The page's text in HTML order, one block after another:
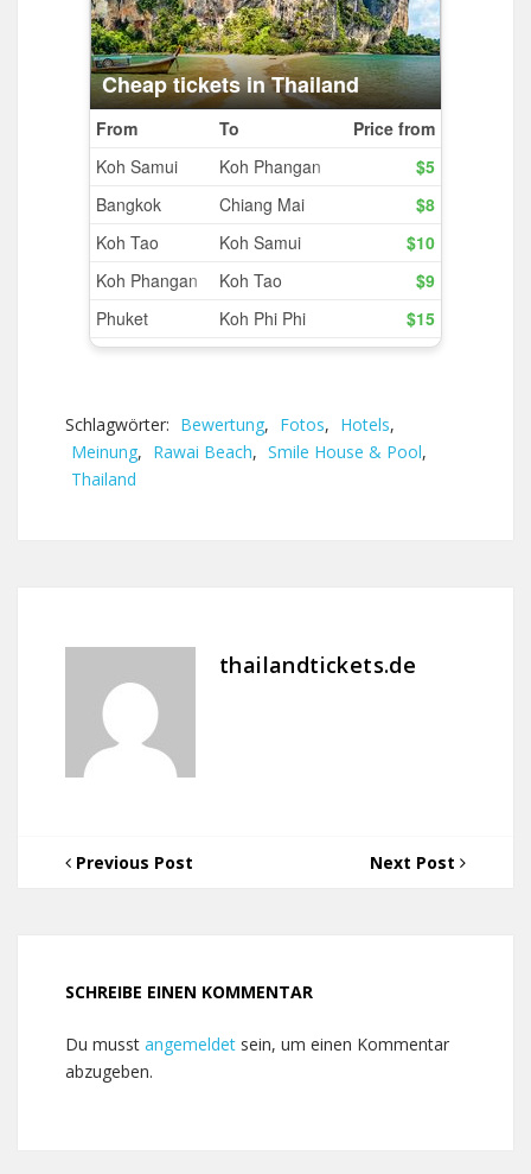
Schlagwörter: Bewertung, Fotos, Hotels,
Meinung, Rawai Beach, Smile House & Pool,
Thailand
thailandtickets.de
Previous Post Next Post
SCHREIBE EINEN KOMMENTAR
Du musst angemeldet sein, um einen Kommentar
abzugeben.